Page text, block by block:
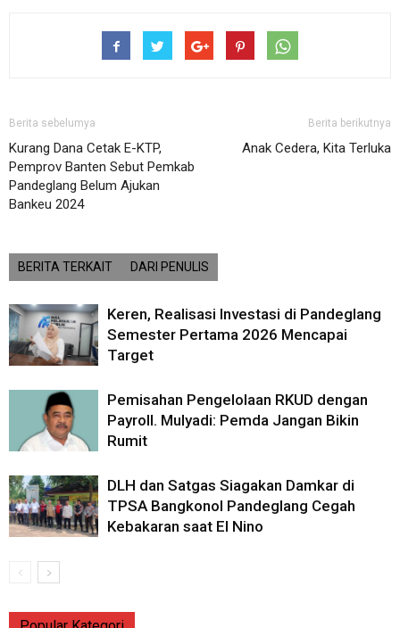
Berita sebelumya
Kurang Dana Cetak E-KTP,
Pemprov Banten Sebut Pemkab
Pandeglang Belum Ajukan
Bankeu 2024
Berita berikutnya
Anak Cedera, Kita Terluka
BERITA TERKAIT DARI PENULIS
Keren, Realisasi Investasi di Pandeglang
Semester Pertama 2026 Mencapai
Target
Pemisahan Pengelolaan RKUD dengan
Payroll. Mulyadi: Pemda Jangan Bikin
Rumit
DLH dan Satgas Siagakan Damkar di
TPSA Bangkonol Pandeglang Cegah
Kebakaran saat El Nino